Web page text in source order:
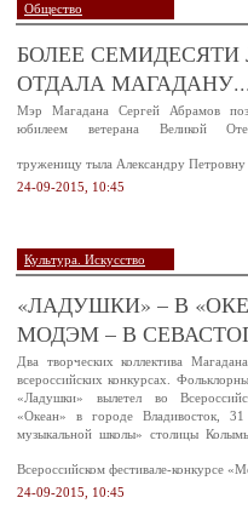
Общество
БОЛЕЕ СЕМИДЕСЯТИ
ОТДАЛА МАГАДАНУ...
Мэр Магадана Сергей Абрамов
юбилеем ветерана Великой
труженицу тыла Александру Петровну
24-09-2015, 10:45
Культура. Искусство
«ЛАДУШКИ» – В
МОДЭМ – В
Два творческих коллектива
всероссийских конкурсах.
«Ладушки» вылетел во
«Океан» в городе Владивосток,
музыкальной школы» столицы
Всероссийском фестивале-конкурсе
24-09-2015, 10:45